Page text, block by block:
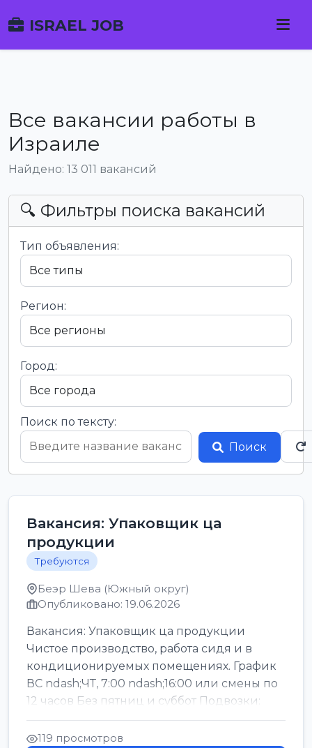
ISRAEL JOB
Все вакансии работы в
Израиле
Найдено: 13 011 вакансий
🔍 Фильтры поиска вакансий
Тип объявления:
Регион:
Город:
Поиск по тексту:
Поиск
Вакансия: Упаковщик ца
продукции
Требуются
Беэр Шева (Южный округ)
Опубликовано: 19.06.2026
Вакансия: Упаковщик ца продукции
Чистое производство, работа сидя и в
кондиционируемых помещениях. График
ВС ndash;ЧТ, 7:00 ndash;16:00 или смены по
12 часов Без пятниц и суббот Подвозки:
Офаким, Нети...
119 просмотров